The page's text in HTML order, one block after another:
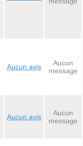
Aucun avis
Aucun
message
Aucun avis
Aucun
message